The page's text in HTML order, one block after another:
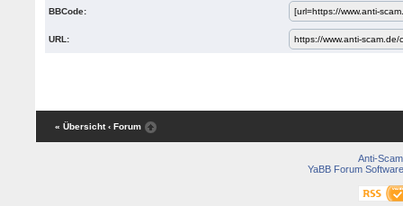
BBCode:
URL:
« Übersicht ‹ Forum
Anti-Scam
YaBB Forum Software